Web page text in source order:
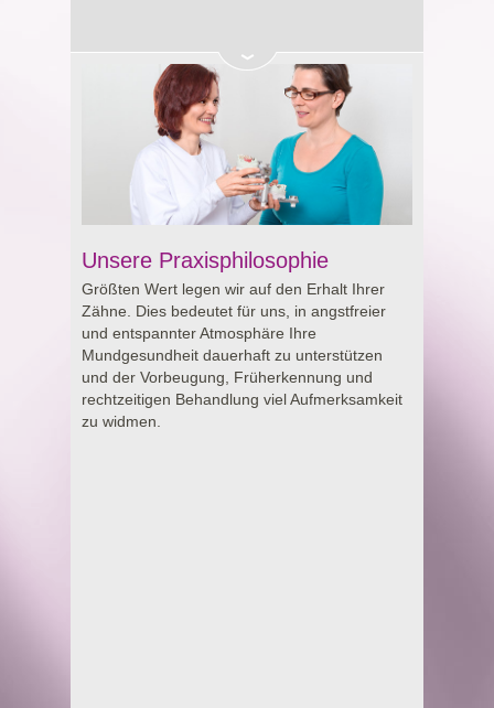
Unsere Praxisphilosophie
Größten Wert legen wir auf den Erhalt Ihrer
Zähne. Dies bedeutet für uns, in angstfreier
und entspannter Atmosphäre Ihre
Mundgesundheit dauerhaft zu unterstützen
und der Vorbeugung, Früherkennung und
rechtzeitigen Behandlung viel Aufmerksamkeit
zu widmen.